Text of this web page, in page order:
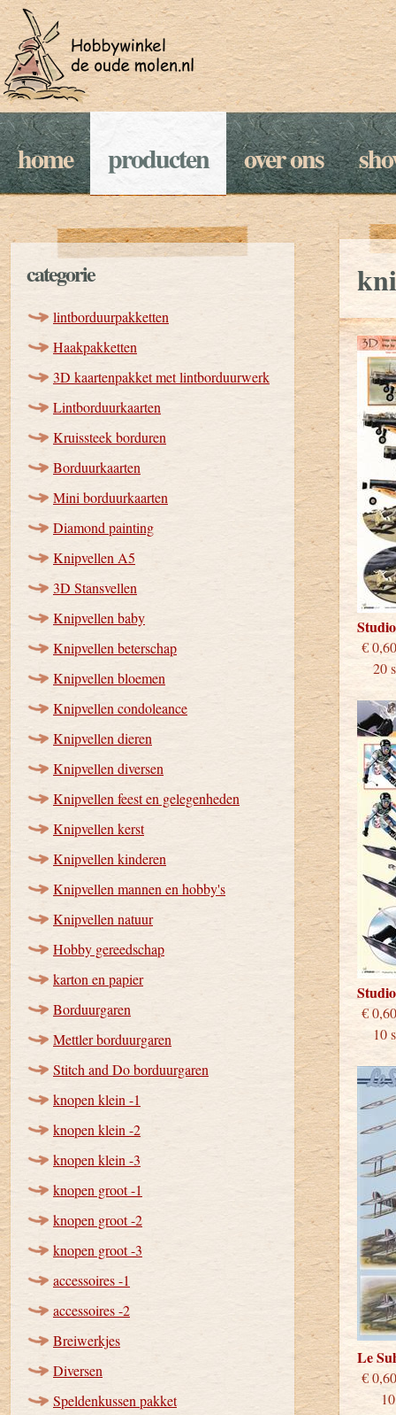
home producten over ons
categorie
lintborduurpakketten
Haakpakketten
3D kaartenpakket met lintborduurwerk
Lintborduurkaarten
Kruissteek borduren
Borduurkaarten
Mini borduurkaarten
Diamond painting
Knipvellen A5
3D Stansvellen
Knipvellen baby
Knipvellen beterschap
Knipvellen bloemen
Knipvellen condoleance
Knipvellen dieren
Knipvellen diversen
Knipvellen feest en gelegenheden
Knipvellen kerst
Knipvellen kinderen
Knipvellen mannen en hobby's
Knipvellen natuur
Hobby gereedschap
karton en papier
Borduurgaren
Mettler borduurgaren
Stitch and Do borduurgaren
knopen klein -1
knopen klein -2
knopen klein -3
knopen groot -1
knopen groot -2
knopen groot -3
accessoires -1
accessoires -2
Breiwerkjes
Diversen
Speldenkussen pakket
20
10
Le
10